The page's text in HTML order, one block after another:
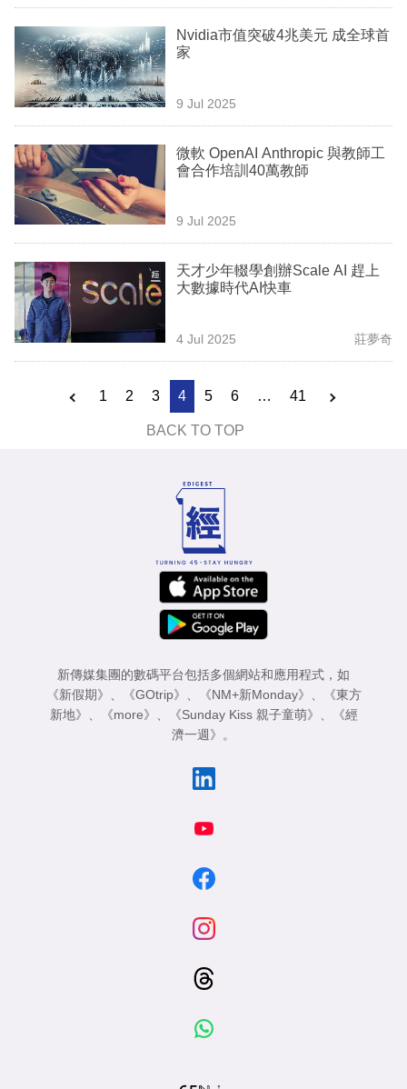
Nvidia市值突破4兆美元 成全球首
家
9 Jul 2025
微軟 OpenAI Anthropic 與教師工
會合作培訓40萬教師
9 Jul 2025
天才少年輟學創辦Scale AI 趕上
大數據時代AI快車
4 Jul 2025 莊夢奇
1 2 3 4 5 6 … 41
BACK TO TOP
新傳媒集團的數碼平台包括多個網站和應用程式，如
《新假期》 、 《GOtrip》 、 《NM+新Monday》 、
《東方
新地》 、 《more》 、 《Sunday Kiss 親子童萌》 、
《經
濟一週》 。